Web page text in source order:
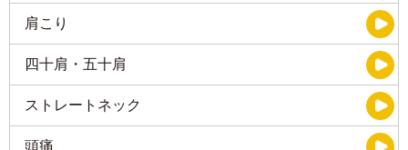
肩こり
四十肩・五十肩
ストレートネック
頭痛